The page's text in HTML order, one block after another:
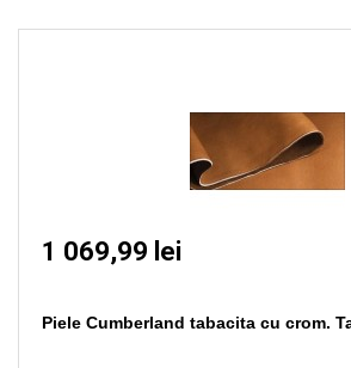
1 069,99 lei
Piele Cumberland tabacita cu crom.